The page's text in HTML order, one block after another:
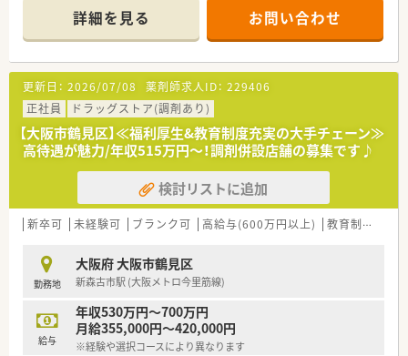
頑張り次第で高給与も可能！
■経験や勤務コースによりますが、経験の少ない方でも500万前
半スタートと業界TOP水準！
■職種や職域に合わせ、豊富な社内研修や外部組織と連携した研
修を用意されています
■薬剤師が中心の会社だからこそ活躍できるキャリアパスが多
種多様に用意されています。
■店舗拡大に伴い、エリアマネジャーや営業部長等のマネジメン
トのポジションも増えます。
■在宅や教育等の専門性を活かせるスペシャリストを目指すこ
とも可能です。
■その他にも、管理部門や商品部門等の本社スタッフなど活動領
域は多種多様です。
■在宅実施店舗は年々増加しており、在宅医療へもしっかりと関
■育児休暇は3歳まで取得が可能で、時短制度は小学5年生まで
時短勤務ができるよう変更予定です。
■年間休日が120日とワークライフバランスが整っています
■日用品から常備薬まで、従業員割引制度など嬉しいメリットも
たくさんあります！
詳細を見る お問い合わせ
更新日： 2026/07/08 薬剤師求人ID： 229406
正社員
ドラッグストア(調剤あり)
【大阪市鶴見区】≪福利厚生&教育制度充実の大手チェーン≫
高待遇が魅力/年収515万円～！調剤併設店舗の募集です♪
検討リストに追加
新卒可 未経験可 ブランク可 高給与(600万円以上) 教育制度あり
勤務地
大阪府 大阪市鶴見区
新森古市駅 (大阪メトロ今里筋線)
給与
年収530万円～700万円
月給355,000円～420,000円
※経験や選択コースにより異なります